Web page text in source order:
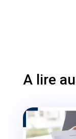
A lire